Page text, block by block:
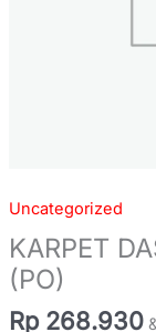
Uncategorized
KARPET
(PO)
Rp 268.930